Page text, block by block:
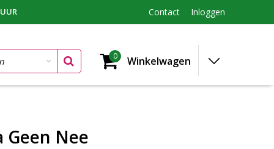
Contact Inloggen
0 Winkelwagen
Geen Nee